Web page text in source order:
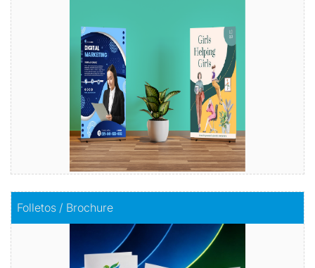
Folletos / Brochure
Impacta con información
Comprar